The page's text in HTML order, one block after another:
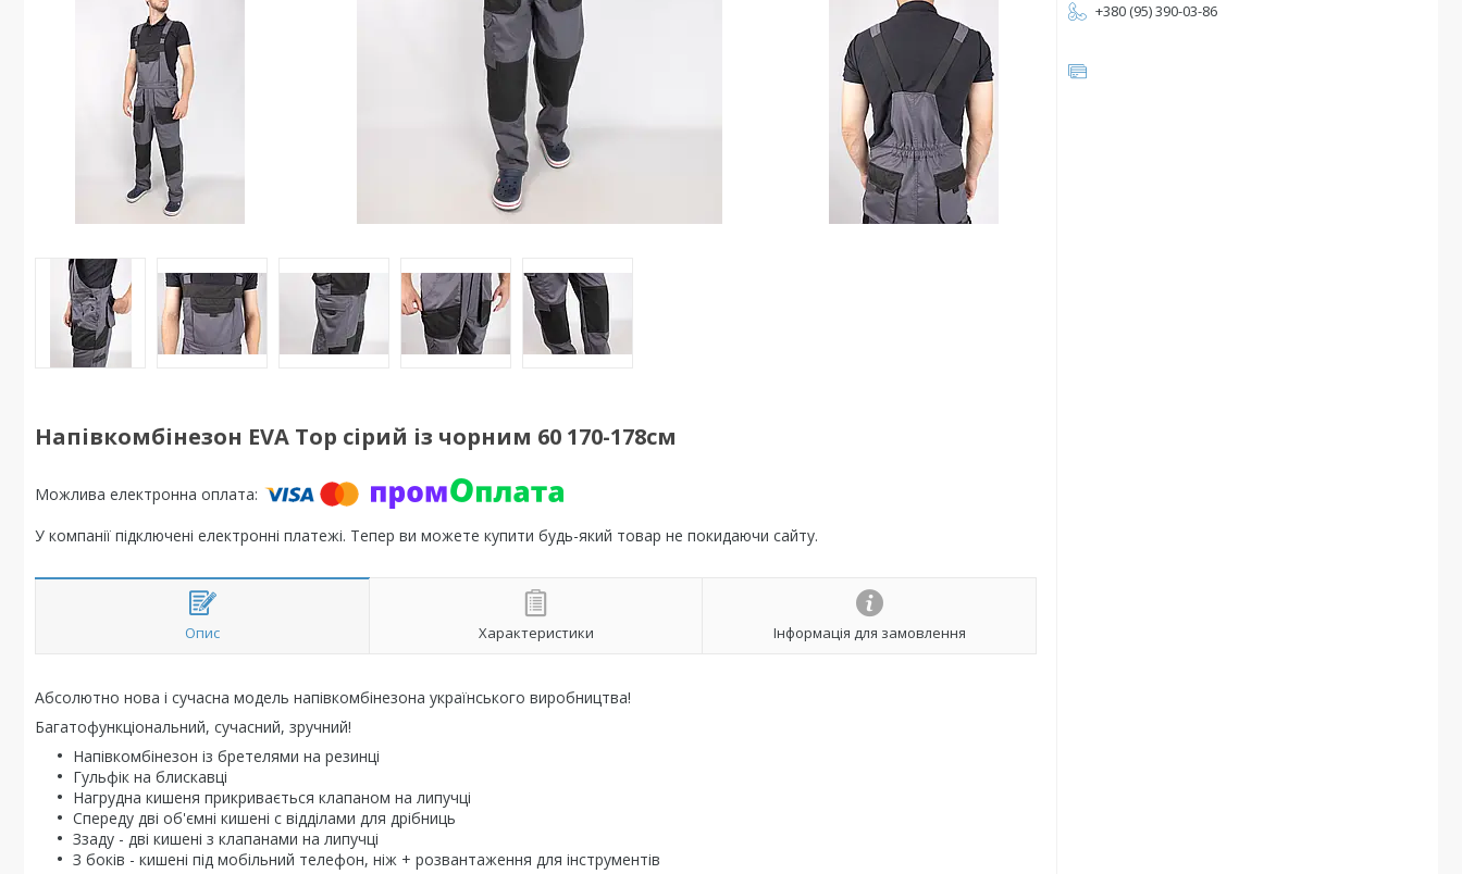
Напівкомбінезон EVA Top сірий із чорним 60 170-178см
У компанії підключені електронні платежі. Тепер ви можете купити будь-який товар не покидаючи сайту.
Опис Характеристики Інформація для замовлення
Абсолютно нова і сучасна модель напівкомбінезона українського виробництва!
Багатофункціональний, сучасний, зручний!
Напівкомбінезон із бретелями на резинці
Гульфік на блискавці
Нагрудна кишеня прикривається клапаном на липучці
Спереду дві об'ємні кишені с відділами для дрібниць
Ззаду - дві кишені з клапанами на липучці
З боків - кишені під мобільний телефон, ніж + розвантаження для інструментів
+380 (95) 390-03-86